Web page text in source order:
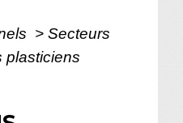
> Secteurs
plasticiens